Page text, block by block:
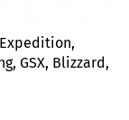
GSX, Blizzard,